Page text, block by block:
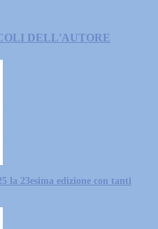
DELL'AUTORE
la 23esima edizione con tanti